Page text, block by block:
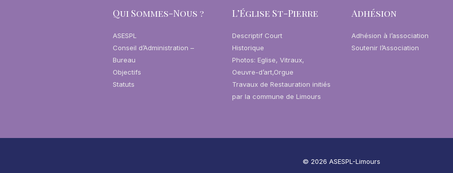
Qui Sommes-Nous ?
ASESPL
Conseil d’Administration –
Bureau
Objectifs
Statuts
L’Église St-Pierre
Descriptif Court
Historique
Photos: Eglise, Vitraux,
Oeuvre-d’art,Orgue
Travaux de Restauration initiés
par la commune de Limours
Adhésion
Adhésion à l’association
Soutenir l’Association
© 2026 ASESPL-Limours